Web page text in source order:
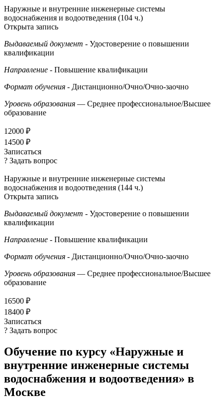
Наружные и внутренние инженерные системы
водоснабжения и водоотведения (104 ч.)
Открыта запись
Выдаваемый документ - Удостоверение о повышении
квалификации
Направление - Повышение квалификации
Формат обучения - Дистанционно/Очно/Очно-заочно
Уровень образования — Среднее профессиональное/Высшее
образование
12000 ₽
14500 ₽
Записаться
? Задать вопрос
Наружные и внутренние инженерные системы
водоснабжения и водоотведения (144 ч.)
Открыта запись
Выдаваемый документ - Удостоверение о повышении
квалификации
Направление - Повышение квалификации
Формат обучения - Дистанционно/Очно/Очно-заочно
Уровень образования — Среднее профессиональное/Высшее
образование
16500 ₽
18400 ₽
Записаться
? Задать вопрос
Обучение по курсу «Наружные и
внутренние инженерные системы
водоснабжения и водоотведения» в
Москве